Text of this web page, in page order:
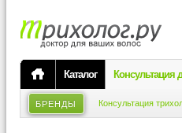
Каталог Консультация
БРЕНДЫ Консультация